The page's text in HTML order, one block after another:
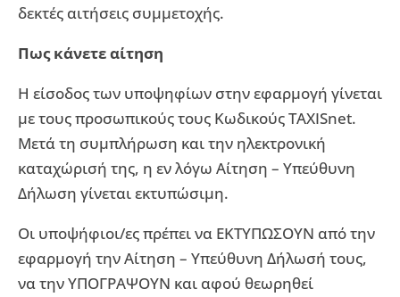
δεκτές αιτήσεις συμμετοχής.
Πως κάνετε αίτηση
Η είσοδος των υποψηφίων στην εφαρμογή γίνεται
με τους προσωπικούς τους Κωδικούς TAXISnet.
Μετά τη συμπλήρωση και την ηλεκτρονική
καταχώρισή της, η εν λόγω Αίτηση – Υπεύθυνη
Δήλωση γίνεται εκτυπώσιμη.
Οι υποψήφιοι/ες πρέπει να ΕΚΤΥΠΩΣΟΥΝ από την
εφαρμογή την Αίτηση – Υπεύθυνη Δήλωσή τους,
να την ΥΠΟΓΡΑΨΟΥΝ και αφού θεωρηθεί